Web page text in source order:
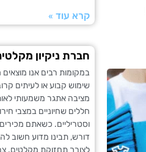
קרא עוד »
חברת ניקיון
במקומות רבים אנו
שימוש קבוע או לעיתים
מציבה אתגר משמעותי
חללים שחיוניים במצבי
וסטריליים. כשאתם
דורש, תבינו מדוע חשוב
לצורך תחזוקת מקלטים.